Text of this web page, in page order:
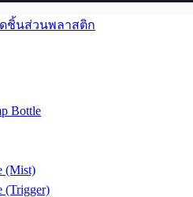
Bottle
(Mist)
(Trigger)